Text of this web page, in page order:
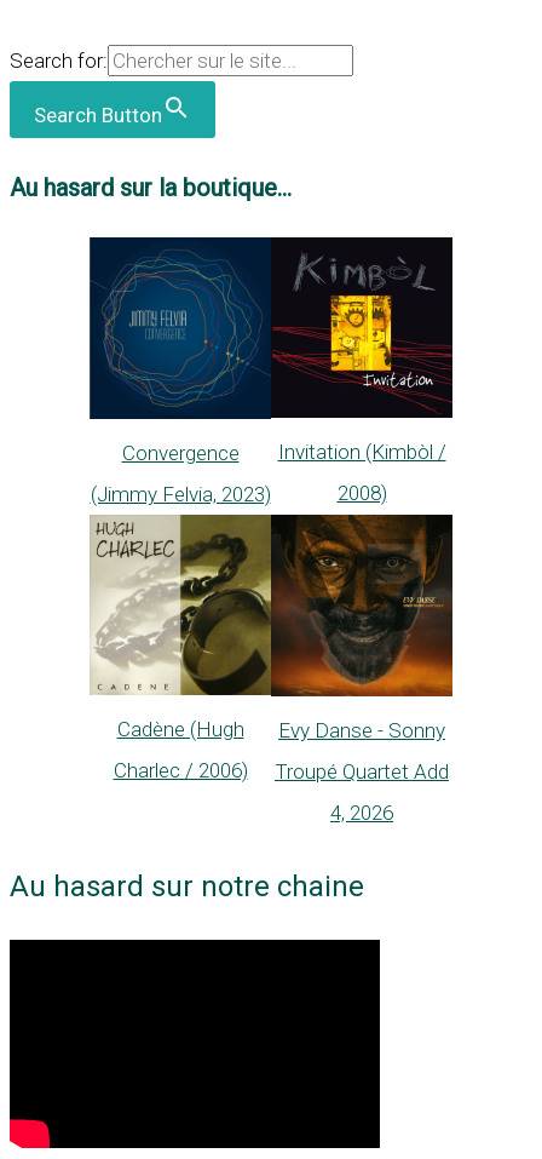
Search for:
Search Button
Au hasard sur la boutique...
Convergence
(Jimmy Felvia, 2023)
Invitation (Kimbòl /
2008)
Cadène (Hugh
Charlec / 2006)
Evy Danse - Sonny
Troupé Quartet Add
4, 2026
Au hasard sur notre chaine